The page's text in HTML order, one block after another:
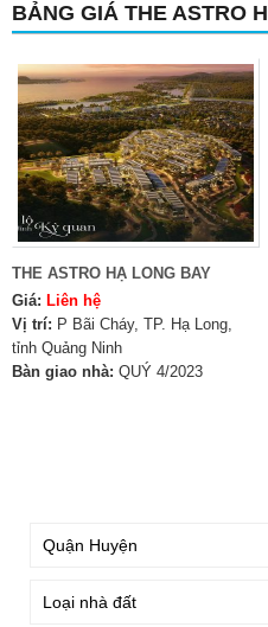
BẢNG GIÁ THE ASTRO
THE ASTRO HẠ LONG BAY
Giá: Liên hệ
Vị trí: P Bãi Cháy, TP. Hạ Long,
tỉnh Quảng Ninh
Bàn giao nhà: QUÝ 4/2023